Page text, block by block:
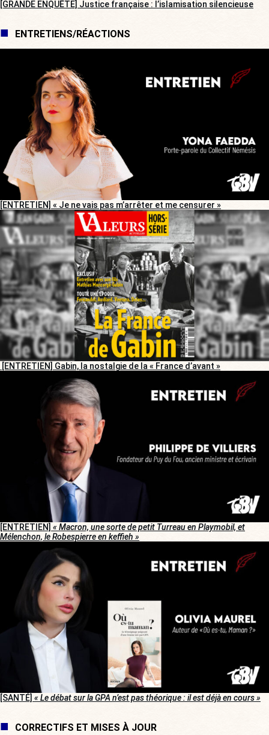
[GRANDE ENQUÊTE] Justice française : l’islamisation silencieuse
ENTRETIENS/RÉACTIONS
[ENTRETIEN] « Je ne vais pas m’arrêter et me censurer »
[ENTRETIEN] Gabin, la nostalgie de la « France d’avant »
[ENTRETIEN] « Macron, une sorte de petit Turreau en Playmobil, et
Mélenchon, le Robespierre en keffieh »
[SANTÉ] « Le débat sur la GPA n’est pas théorique : il est déjà en cours »
CORRECTIFS ET MISES À JOUR